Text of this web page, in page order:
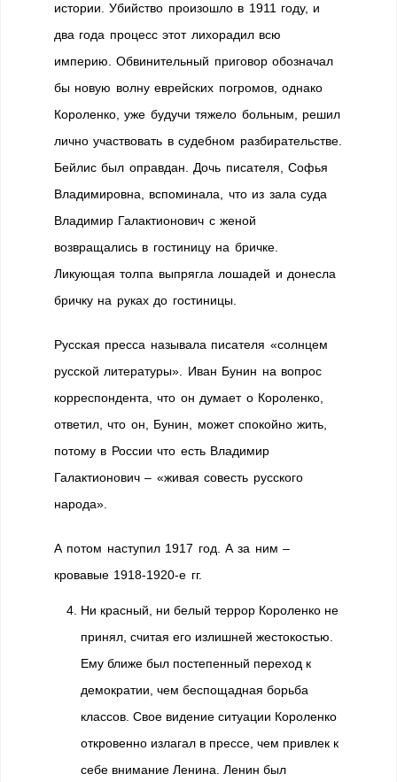
истории. Убийство произошло в 1911 году, и
два года процесс этот лихорадил всю
империю. Обвинительный приговор обозначал
бы новую волну еврейских погромов, однако
Короленко, уже будучи тяжело больным, решил
лично участвовать в судебном разбирательстве.
Бейлис был оправдан. Дочь писателя, Софья
Владимировна, вспоминала, что из зала суда
Владимир Галактионович с женой
возвращались в гостиницу на бричке.
Ликующая толпа выпрягла лошадей и донесла
бричку на руках до гостиницы.
Русская пресса называла писателя «солнцем
русской литературы». Иван Бунин на вопрос
корреспондента, что он думает о Короленко,
ответил, что он, Бунин, может спокойно жить,
потому в России что есть Владимир
Галактионович – «живая совесть русского
народа».
А потом наступил 1917 год. А за ним –
кровавые 1918-1920-е гг.
Ни красный, ни белый террор Короленко не
принял, считая его излишней жестокостью.
Ему ближе был постепенный переход к
демократии, чем беспощадная борьба
классов. Свое видение ситуации Короленко
откровенно излагал в прессе, чем привлек к
себе внимание Ленина. Ленин был